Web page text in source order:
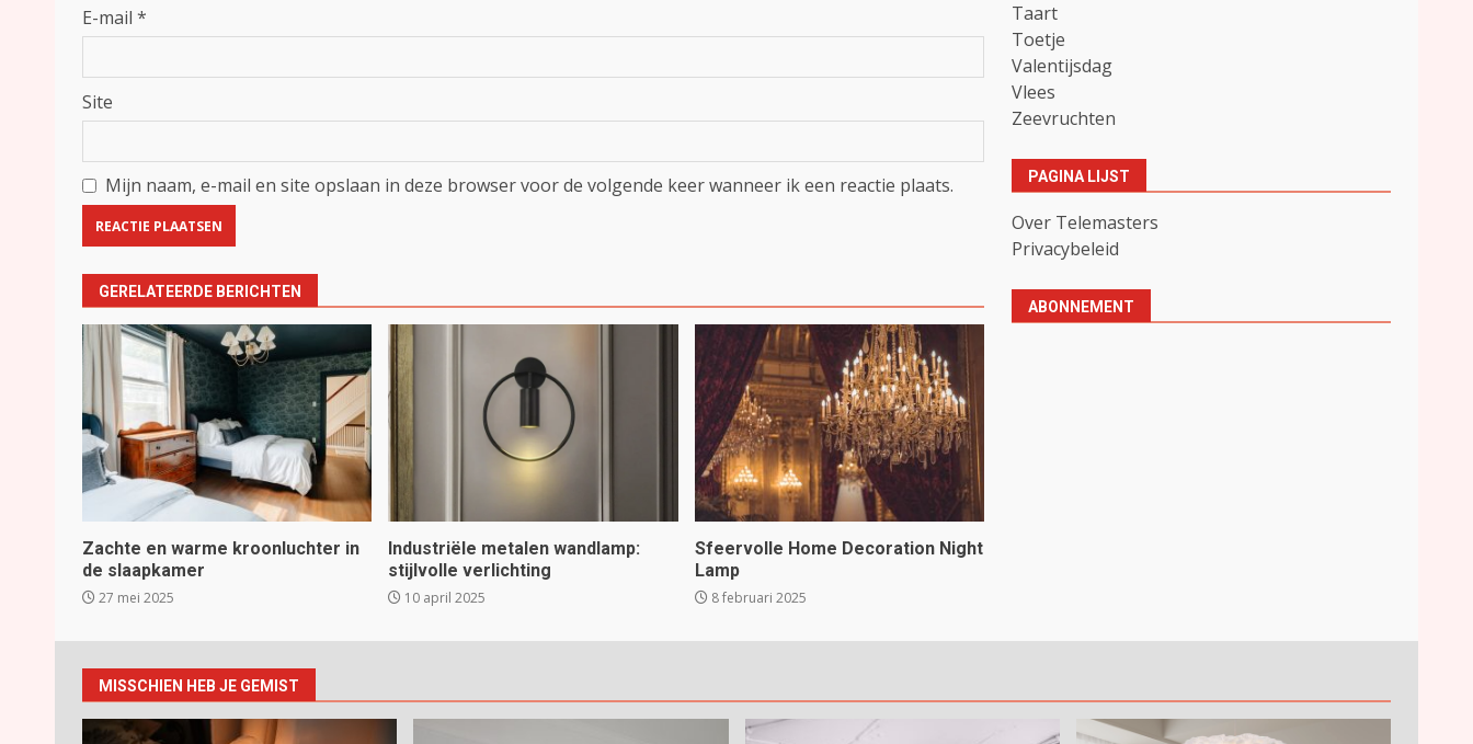
E-mail *
Site
Mijn naam, e-mail en site opslaan in deze browser voor de volgende keer wanneer ik een reactie plaats.
GERELATEERDE BERICHTEN
Zachte en warme kroonluchter in
de slaapkamer
27 mei 2025
Industriële metalen wandlamp:
stijlvolle verlichting
10 april 2025
Sfeervolle Home Decoration Night
Lamp
8 februari 2025
Taart
Toetje
Valentijsdag
Vlees
Zeevruchten
PAGINA LIJST
Over Telemasters
Privacybeleid
ABONNEMENT
MISSCHIEN HEB JE GEMIST